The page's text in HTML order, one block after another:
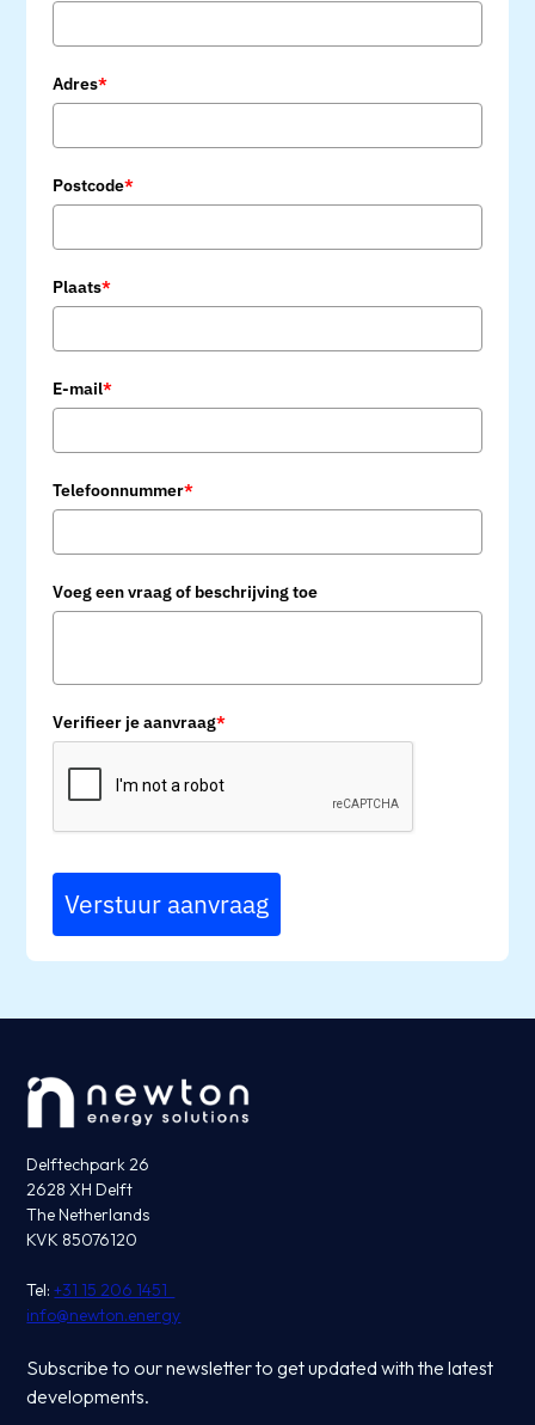
Adres*
Postcode*
Plaats*
E-mail*
Telefoonnummer*
Voeg een vraag of beschrijving toe
Verifieer je aanvraag*
Verstuur aanvraag
Delftechpark 26
2628 XH Delft
The Netherlands
KVK 85076120
Tel:+31 15 206 1451
info@newton.energy
Subscribe to our newsletter to get updated with the latest
developments.